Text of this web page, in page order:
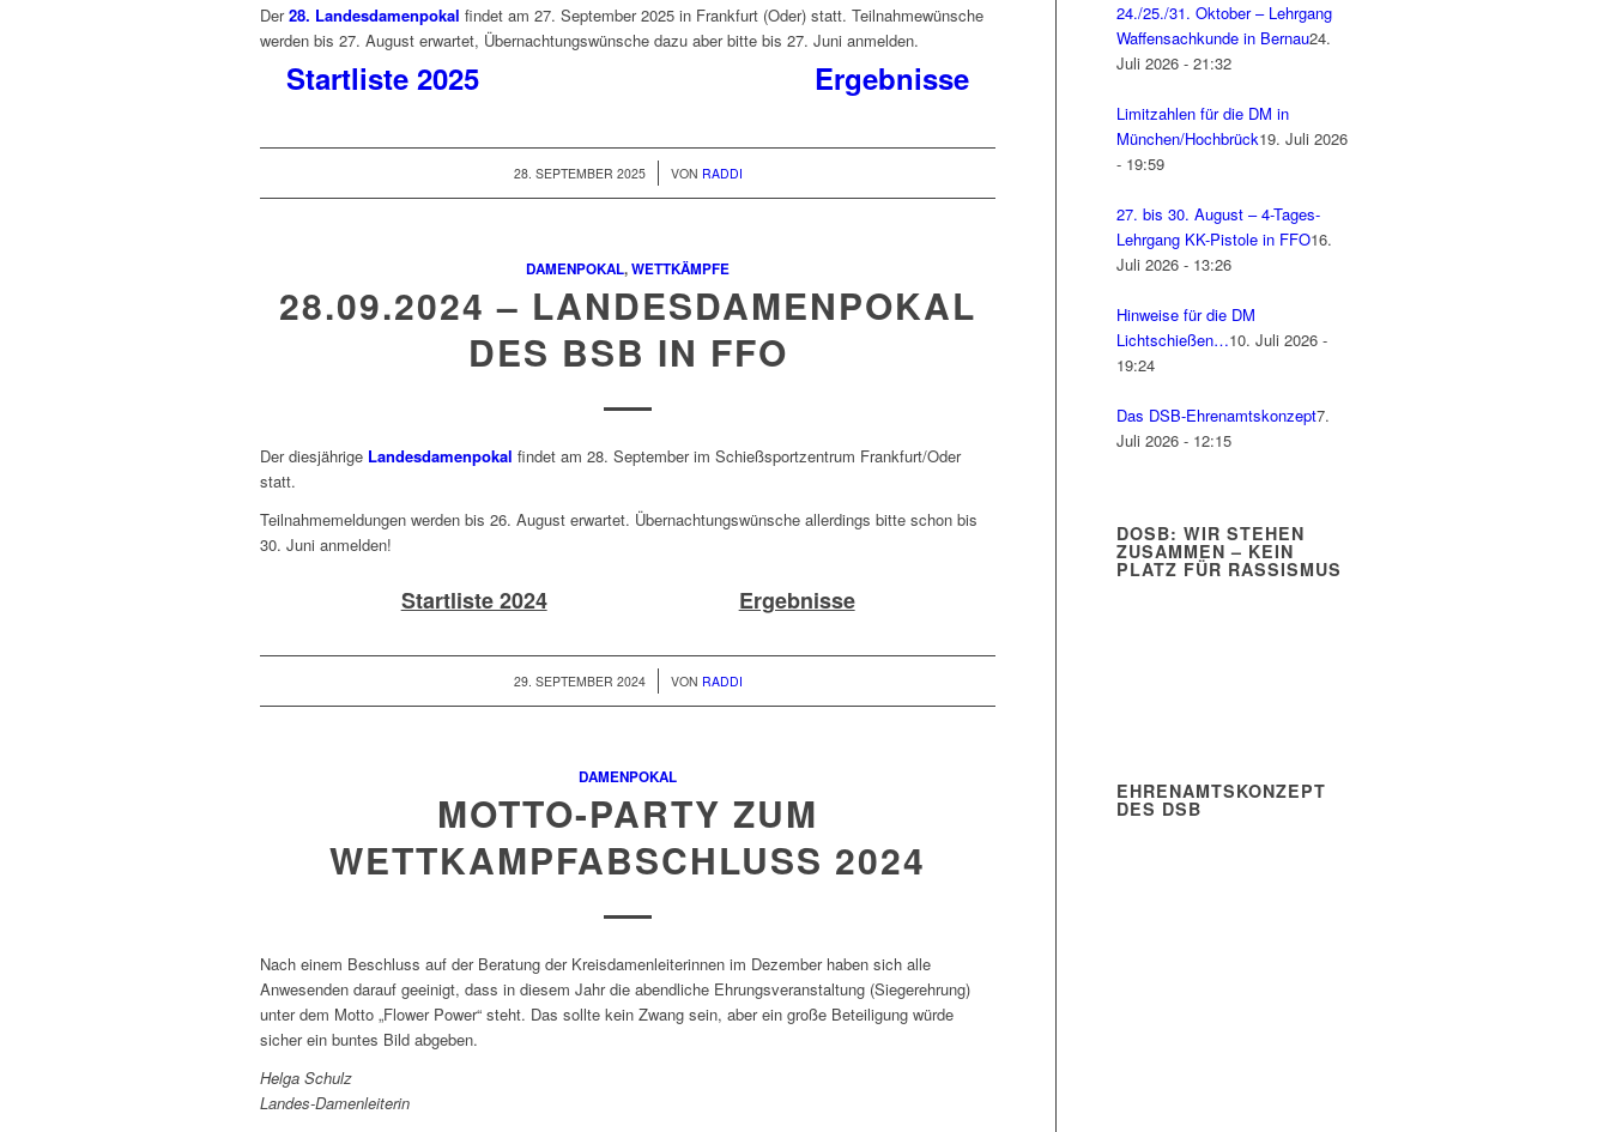
Der28. Landesdamenpokal findet am 27. September 2025 in Frankfurt (Oder) statt. Teilnahmewünsche
werden bis 27. August erwartet, Übernachtungswünsche dazu aber bitte bis 27. Juni anmelden.
Startliste 2025 Ergebnisse
28. SEPTEMBER 2025
/ VON RADDI
DAMENPOKAL,WETTKÄMPFE
28.09.2024 – LANDESDAMENPOKAL
DES BSB IN FFO
Der diesjährige Landesdamenpokal findet am 28. September im Schießsportzentrum Frankfurt/Oder
statt.
Teilnahmemeldungen werden bis 26. August erwartet. Übernachtungswünsche allerdings bitte schon bis
30. Juni anmelden!
Startliste 2024 Ergebnisse
29. SEPTEMBER 2024
/ VON RADDI
DAMENPOKAL
MOTTO-PARTY ZUM
WETTKAMPFABSCHLUSS 2024
Nach einem Beschluss auf der Beratung der Kreisdamenleiterinnen im Dezember haben sich alle
Anwesenden darauf geeinigt, dass in diesem Jahr die abendliche Ehrungsveranstaltung (Siegerehrung)
unter dem Motto „Flower Power“ steht. Das sollte kein Zwang sein, aber ein große Beteiligung würde
sicher ein buntes Bild abgeben.
Helga Schulz
Landes-Damenleiterin
24./25./31. Oktober – Lehrgang
Waffensachkunde in Bernau24.
Juli 2026 - 21:32
Limitzahlen für die DM in
München/Hochbrück19. Juli 2026
- 19:59
27. bis 30. August – 4-Tages-
Lehrgang KK-Pistole in FFO16.
Juli 2026 - 13:26
Hinweise für die DM
Lichtschießen…10. Juli 2026 -
19:24
Das DSB-Ehrenamtskonzept7.
Juli 2026 - 12:15
DOSB: WIR STEHEN
ZUSAMMEN – KEIN
PLATZ FÜR RASSISMUS
EHRENAMTSKONZEPT
DES DSB